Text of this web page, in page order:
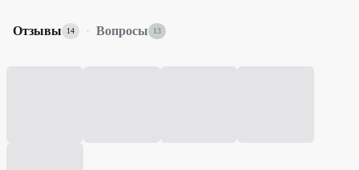
Отзывы 14 · Вопросы 13